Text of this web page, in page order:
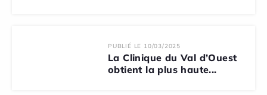
PUBLIÉ LE 10/03/2025
La Clinique du Val d’Ouest
obtient la plus haute...